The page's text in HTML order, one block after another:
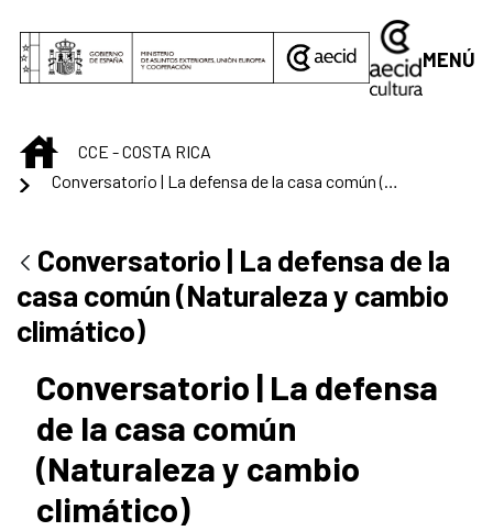
MENÚ
INICIO
CCE - COSTA RICA
Conversatorio | La defensa de la
casa común (Naturaleza y cambio
climático)
Conversatorio | La defensa
de la casa común
(Naturaleza y cambio
climático)